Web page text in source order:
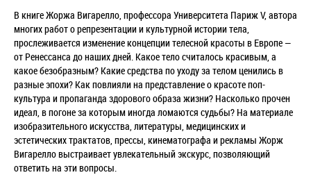
В книге Жоржа Вигарелло, профессора Университета Париж V, автора
многих работ о репрезентации и культурной истории тела,
прослеживается изменение концепции телесной красоты в Европе —
от Ренессанса до наших дней. Какое тело считалось красивым, а
какое безобразным? Какие средства по уходу за телом ценились в
разные эпохи? Как повлияли на представление о красоте поп-
культура и пропаганда здорового образа жизни? Насколько прочен
идеал, в погоне за которым иногда ломаются судьбы? На материале
изобразительного искусства, литературы, медицинских и
эстетических трактатов, прессы, кинематографа и рекламы Жорж
Вигарелло выстраивает увлекательный экскурс, позволяющий
ответить на эти вопросы.